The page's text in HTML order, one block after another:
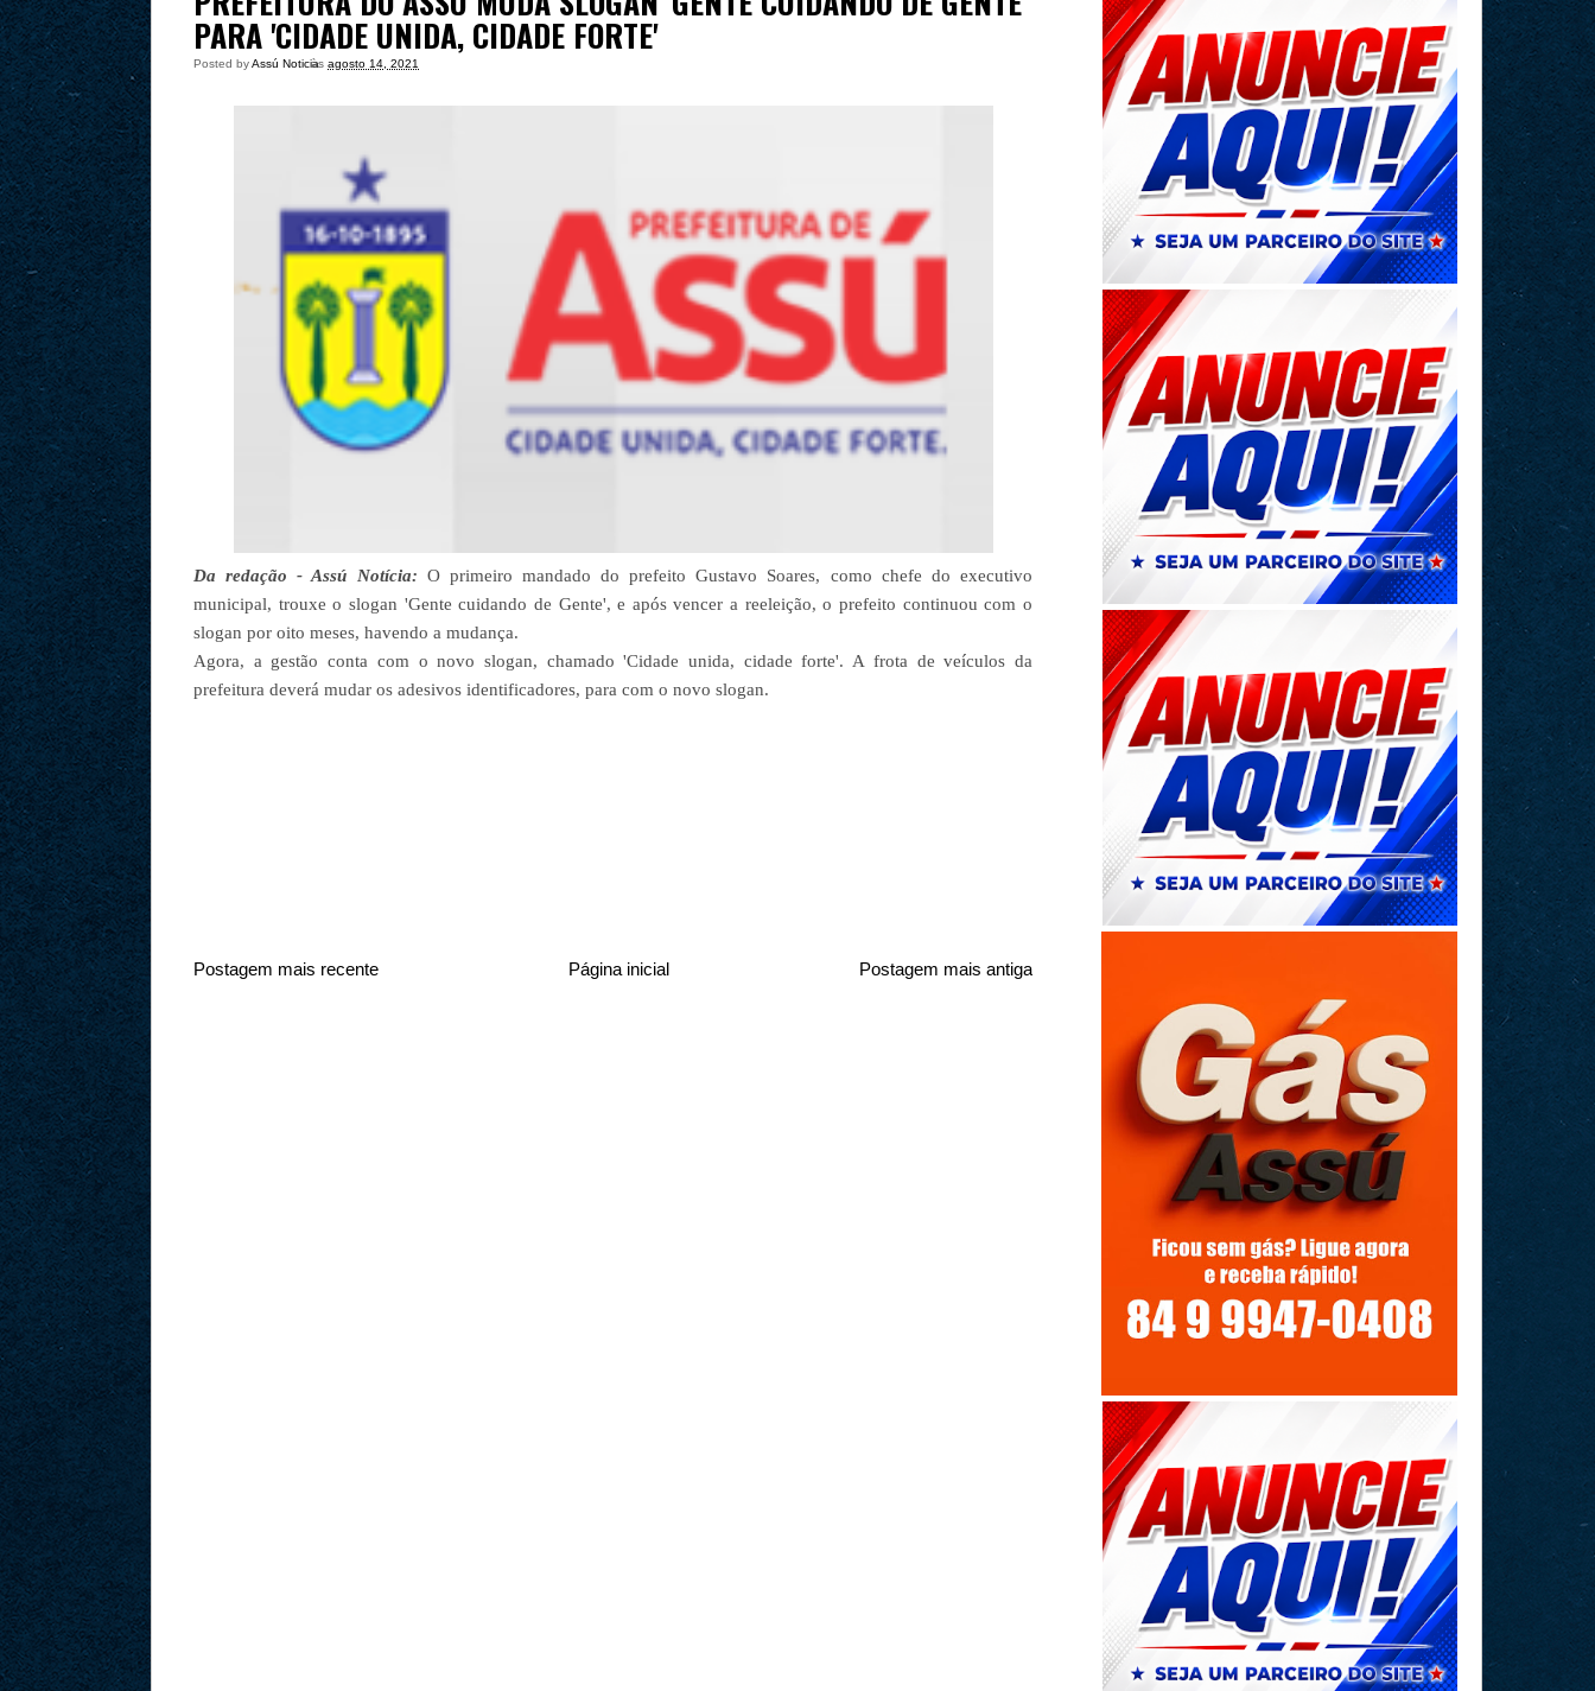
PARA 'CIDADE UNIDA, CIDADE FORTE'
Posted byAssú Noticia
às agosto 14, 2021
Da redação - Assú Notícia: O primeiro mandado do prefeito Gustavo Soares, como chefe do executivo
municipal, trouxe o slogan 'Gente cuidando de Gente', e após vencer a reeleição, o prefeito continuou com o
slogan por oito meses, havendo a mudança.
Agora, a gestão conta com o novo slogan, chamado 'Cidade unida, cidade forte'. A frota de veículos da
prefeitura deverá mudar os adesivos identificadores, para com o novo slogan.
Postagem mais recente Postagem mais antiga
Página inicial